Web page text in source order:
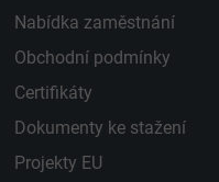
Nabídka zaměstnání
Obchodní podmínky
Certifikáty
Dokumenty ke stažení
Projekty EU